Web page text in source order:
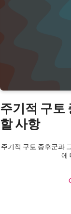
주기적 구토
할 사항
주기적 구토 증후군과
에